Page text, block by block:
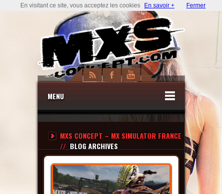
MENU
MXS CONCEPT – MX SIMULATOR FRANCE
// BLOG ARCHIVES
En visitant ce site, vous acceptez les cookies En savoir + Fermer